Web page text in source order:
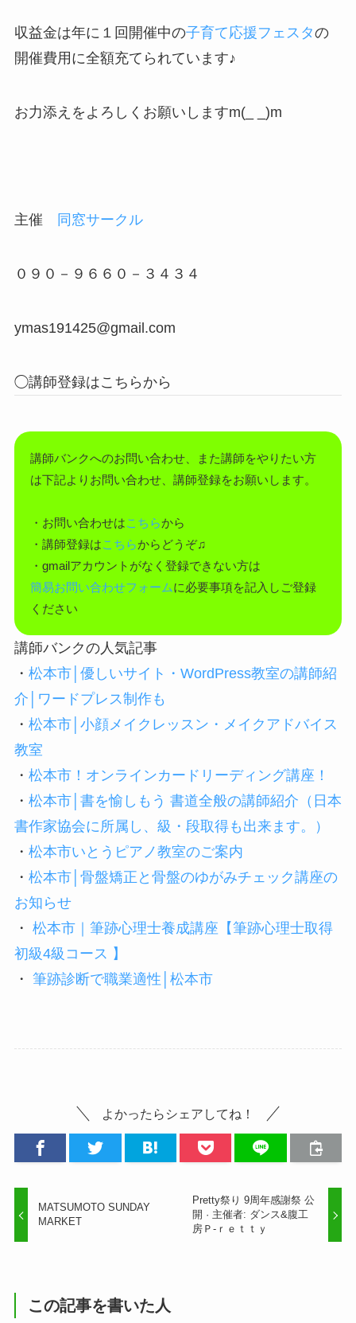
収益金は年に１回開催中の子育て応援フェスタの
開催費用に全額充てられています♪
お力添えをよろしくお願いしますm(_ _)m
主催 同窓サークル
０９０－９６６０－３４３４
ymas191425@gmail.com
◯講師登録はこちらから
講師バンクへのお問い合わせ、また講師をやりたい方
は下記よりお問い合わせ、講師登録をお願いします。
・お問い合わせはこちらから
・講師登録はこちらからどうぞ♫
・gmailアカウントがなく登録できない方は
簡易お問い合わせフォームに必要事項を記入しご登録
ください
講師バンクの人気記事
・ 松本市│優しいサイト・WordPress教室の講師紹
介│ワードプレス制作も
・ 松本市│小顔メイクレッスン・メイクアドバイス
教室
・ 松本市！オンラインカードリーディング講座！
・ 松本市│書を愉しもう 書道全般の講師紹介（日本
書作家協会に所属し、級・段取得も出来ます。）
・ 松本市いとうピアノ教室のご案内
・ 松本市│骨盤矯正と骨盤のゆがみチェック講座の
お知らせ
・ 松本市｜筆跡心理士養成講座【筆跡心理士取得
初級4級コース 】
・ 筆跡診断で職業適性│松本市
よかったらシェアしてね！
MATSUMOTO SUNDAY
MARKET
Pretty祭り 9周年感謝祭 公
開 · 主催者: ダンス&腹工
房Ｐ-ｒｅｔｔｙ
この記事を書いた人